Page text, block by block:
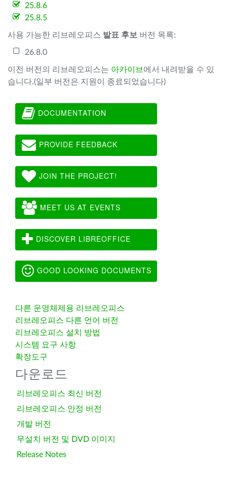
25.8.6
25.8.5
사용 가능한 리브레오피스 발표 후보 버전 목록:
26.8.0
이전 버전의 리브레오피스는 아카이브 에서 내려받을 수 있
습니다.(일부 버전은 지원이 종료되었습니다)
DOCUMENTATION
PROVIDE FEEDBACK
JOIN THE PROJECT!
MEET US AT EVENTS
DISCOVER LIBREOFFICE
GOOD LOOKING DOCUMENTS
다른 운영체제용 리브레오피스
리브레오피스 다른 언어 버전
리브레오피스 설치 방법
시스템 요구 사항
확장도구
다운로드
리브레오피스 최신 버전
리브레오피스 안정 버전
개발 버전
무설치 버전 및 DVD 이미지
Release Notes